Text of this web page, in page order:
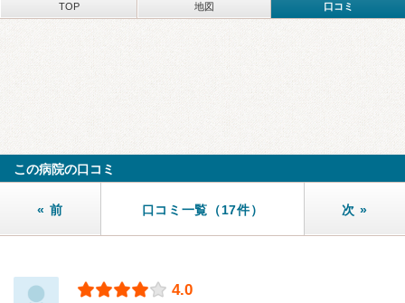
TOP 地図 口コミ
この病院の口コミ
« 前 口コミ一覧（17件） 次 »
4.0